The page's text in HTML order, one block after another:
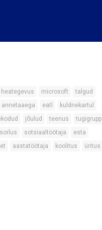
heategevus microsoft
talgud
annetaaega eatl
kuldnekartul
jõulud teenus
tugigrupp
sotsiaaltöötaja
esta
aastatöötaja koolitus
üritus